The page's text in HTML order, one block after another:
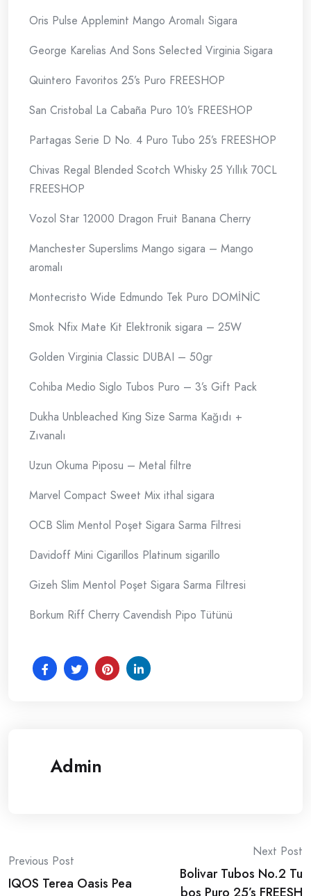
Oris Pulse Applemint Mango Aromalı Sigara
George Karelias And Sons Selected Virginia Sigara
Quintero Favoritos 25’s Puro FREESHOP
San Cristobal La Cabaña Puro 10’s FREESHOP
Partagas Serie D No. 4 Puro Tubo 25’s FREESHOP
Chivas Regal Blended Scotch Whisky 25 Yıllık 70CL
FREESHOP
Vozol Star 12000 Dragon Fruit Banana Cherry
Manchester Superslims Mango sigara – Mango
aromalı
Montecristo Wide Edmundo Tek Puro DOMİNİC
Smok Nfix Mate Kit Elektronik sigara – 25W
Golden Virginia Classic DUBAI – 50gr
Cohiba Medio Siglo Tubos Puro – 3’s Gift Pack
Dukha Unbleached King Size Sarma Kağıdı +
Zıvanalı
Uzun Okuma Piposu – Metal filtre
Marvel Compact Sweet Mix ithal sigara
OCB Slim Mentol Poşet Sigara Sarma Filtresi
Davidoff Mini Cigarillos Platinum sigarillo
Gizeh Slim Mentol Poşet Sigara Sarma Filtresi
Borkum Riff Cherry Cavendish Pipo Tütünü
Admin
Post
Previous Post
IQOS Terea Oasis Pea
Next Post
Bolivar Tubos No.2 Tu